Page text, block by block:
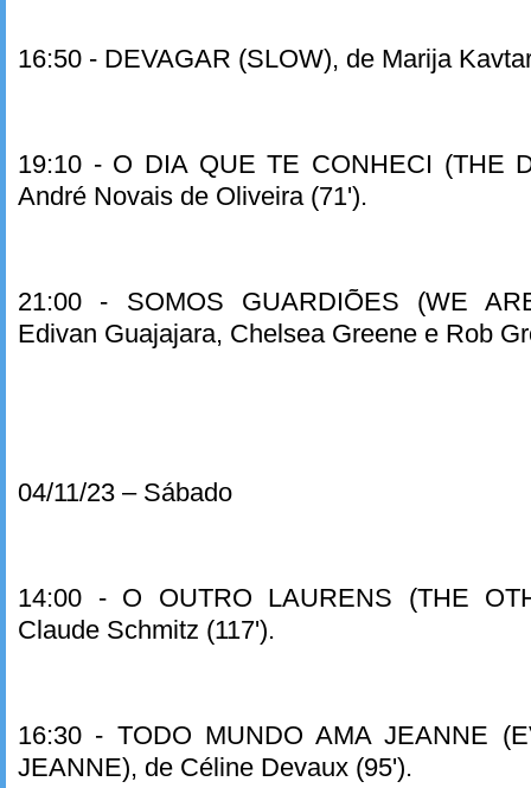
16:50 - DEVAGAR (SLOW), de Marija
19:10 - O DIA QUE TE CONHECI (THE
André Novais de Oliveira (71').
21:00 - SOMOS GUARDIÕES (WE
Edivan Guajajara, Chelsea Greene e Rob
04/11/23 – Sábado
14:00 - O OUTRO LAURENS (THE
Claude Schmitz (117').
16:30 - TODO MUNDO AMA JEANNE
JEANNE), de Céline Devaux (95').